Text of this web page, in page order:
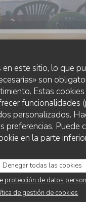
este sitio, lo que
son
Estas
funcionalidades
personalizados.
Puede
en la parte
Denegar todas las cookies
protección de datos
de gestión de cookies
O'CHAROLAIS